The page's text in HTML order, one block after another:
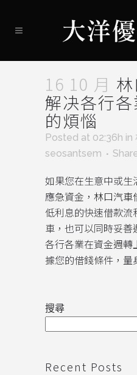
16 10 月
解决各行
的煩惱
Posted at 02:36h in
seosantsem
如果您在生意中或生
應急資金， 林口汽車
低利息的快速借款流
車，也可以同時妥
各行各業在資金週
據您的借錢條件，量
搜尋
Recent Posts